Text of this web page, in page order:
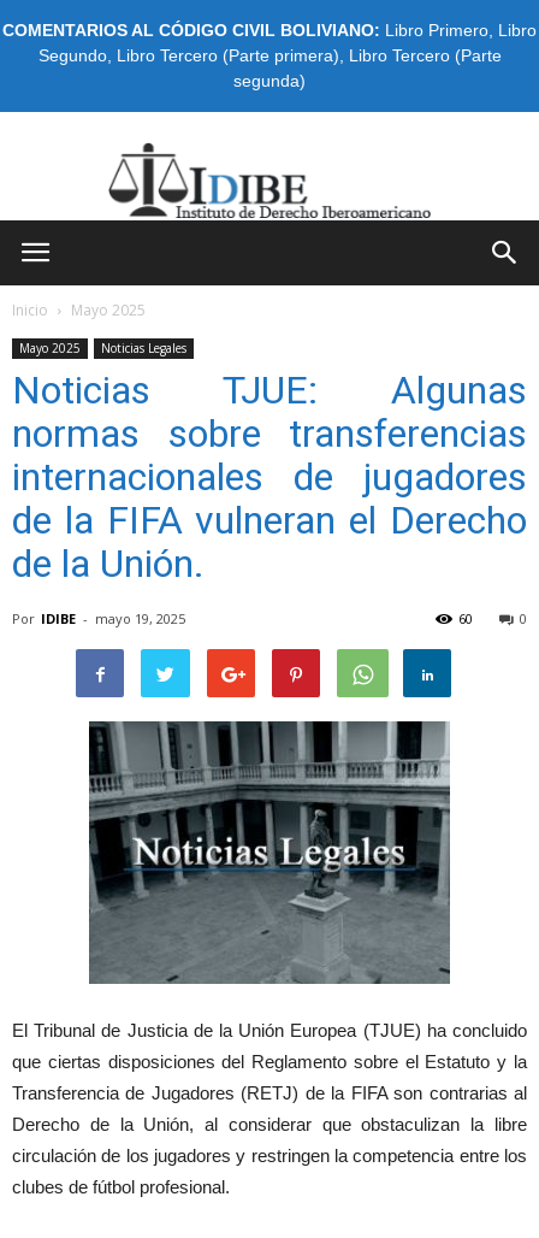
COMENTARIOS AL CÓDIGO CIVIL BOLIVIANO: Libro Primero Libro
Segundo, Libro Tercero (Parte primera)
Libro Tercero (Parte
segunda)
Inicio Mayo 2025
Mayo 2025 Noticias Legales
Noticias TJUE: Algunas
normas sobre transferencias
internacionales de jugadores
de la FIFA vulneran el Derecho
de la Unión.
Por IDIBE - mayo 19, 2025 0
60
El Tribunal de Justicia de la Unión Europea (TJUE) ha concluido
que ciertas disposiciones del Reglamento sobre el Estatuto y la
Transferencia de Jugadores (RETJ) de la FIFA son contrarias al
Derecho de la Unión, al considerar que obstaculizan la libre
circulación de los jugadores y restringen la competencia entre los
clubes de fútbol profesional.